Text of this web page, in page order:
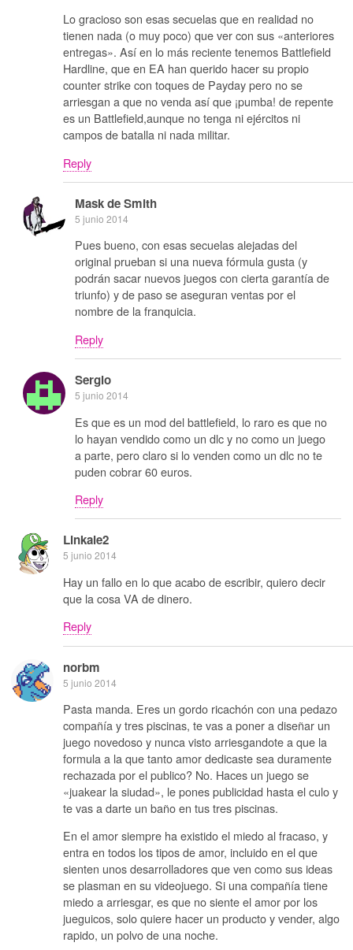
Lo gracioso son esas secuelas que en realidad no
tienen nada (o muy poco) que ver con sus «anteriores
entregas». Así en lo más reciente tenemos Battlefield
Hardline, que en EA han querido hacer su propio
counter strike con toques de Payday pero no se
arriesgan a que no venda así que ¡pumba! de repente
es un Battlefield,aunque no tenga ni ejércitos ni
campos de batalla ni nada militar.
Reply
Mask de Smith
5 junio 2014
Pues bueno, con esas secuelas alejadas del
original prueban si una nueva fórmula gusta (y
podrán sacar nuevos juegos con cierta garantía de
triunfo) y de paso se aseguran ventas por el
nombre de la franquicia.
Reply
Sergio
5 junio 2014
Es que es un mod del battlefield, lo raro es que no
lo hayan vendido como un dlc y no como un juego
a parte, pero claro si lo venden como un dlc no te
puden cobrar 60 euros.
Reply
Linkale2
5 junio 2014
Hay un fallo en lo que acabo de escribir, quiero decir
que la cosa VA de dinero.
Reply
norbm
5 junio 2014
Pasta manda. Eres un gordo ricachón con una pedazo
compañía y tres piscinas, te vas a poner a diseñar un
juego novedoso y nunca visto arriesgandote a que la
formula a la que tanto amor dedicaste sea duramente
rechazada por el publico? No. Haces un juego se
«juakear la siudad», le pones publicidad hasta el culo y
te vas a darte un baño en tus tres piscinas.
En el amor siempre ha existido el miedo al fracaso, y
entra en todos los tipos de amor, incluido en el que
sienten unos desarrolladores que ven como sus ideas
se plasman en su videojuego. Si una compañía tiene
miedo a arriesgar, es que no siente el amor por los
jueguicos, solo quiere hacer un producto y vender, algo
rapido, un polvo de una noche.